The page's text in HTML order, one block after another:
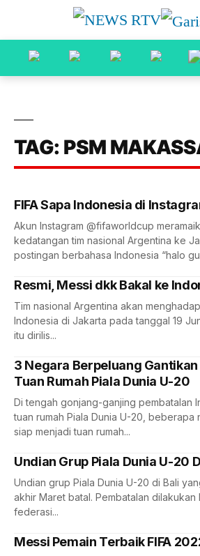
TAG: PSM
FIFA Sapa Indonesia di
Akun Instagram @fifaworldcup
kedatangan tim nasional Argentina ke
postingan berbahasa Indonesia “halo
Resmi, Messi dkk Bakal ke
Tim nasional Argentina akan
Indonesia di Jakarta pada tanggal 19
itu dirilis...
3 Negara Berpeluang
Tuan Rumah Piala Dunia U-20
Di tengah gonjang-ganjing pembatalan
tuan rumah Piala Dunia U-20, beberapa
siap menjadi tuan rumah...
Undian Grup Piala Dunia U-20
Undian grup Piala Dunia U-20 di Bali
akhir Maret batal. Pembatalan dilakukan
federasi...
Messi Pemain Terbaik FIFA